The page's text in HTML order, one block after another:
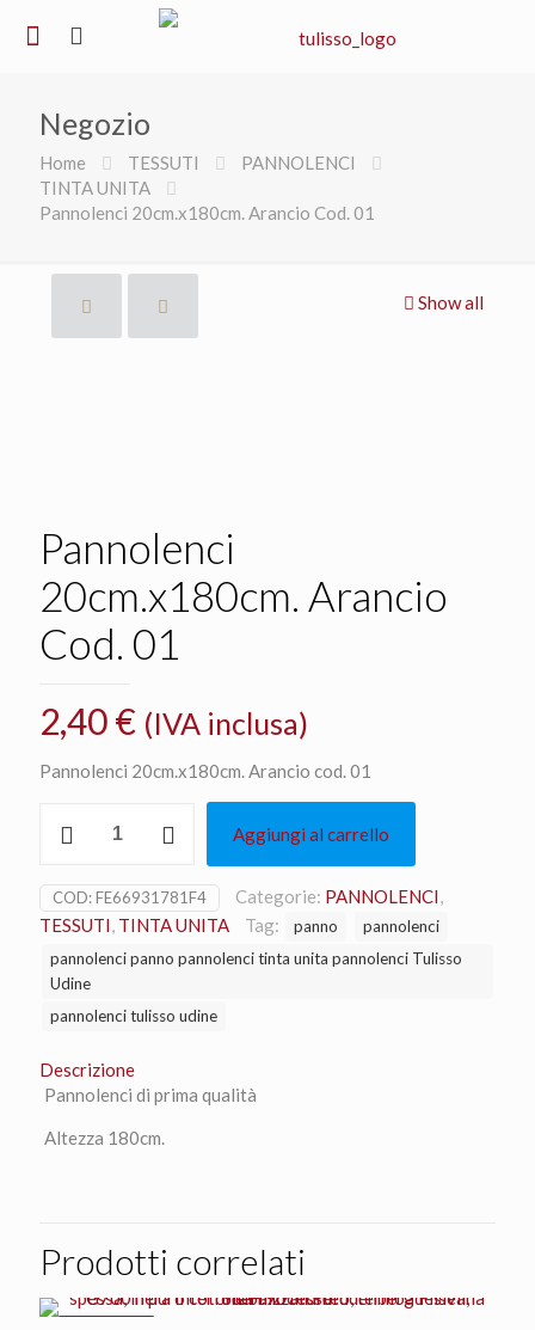
Negozio
Home TESSUTI
PANNOLENCI
TINTA UNITA
Pannolenci 20cm.x180cm. Arancio Cod. 01
Show all
Pannolenci
20cm.x180cm. Arancio
Cod. 01
2,40€ (IVA inclusa)
Pannolenci 20cm.x180cm. Arancio cod. 01
20cm.x180cm.
Cod.
01
quantità
Aggiungi al carrello
COD:FE66931781F4 Categorie: PANNOLENCI,
TESSUTI, TINTA UNITA Tag: panno
pannolenci
pannolenci panno pannolenci tinta unita pannolenci Tulisso
Udine
pannolenci tulisso udine
Descrizione
Pannolenci di prima qualità
Altezza 180cm.
Prodotti correlati